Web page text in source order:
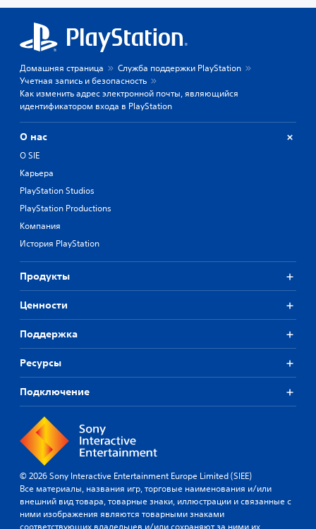
Домашняя страница
Служба поддержки PlayStation
Учетная запись и безопасность
Как изменить адрес электронной почты, являющийся
идентификатором входа в PlayStation
О нас
О SIE
Карьера
PlayStation Studios
PlayStation Productions
Компания
История PlayStation
Продукты
Ценности
Поддержка
Ресурсы
Подключение
© 2026 Sony Interactive Entertainment Europe Limited (SIEE)
Все материалы, названия игр, торговые наименования и/или
внешний вид товара, товарные знаки, иллюстрации и связанные с
ними изображения являются товарными знаками